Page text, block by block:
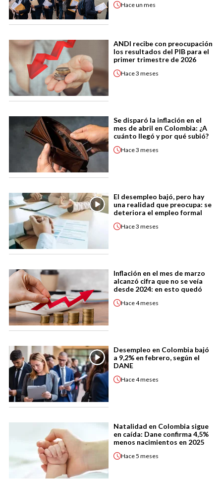
Haceun mes
ANDI recibe con preocupación
los resultados del PIB para el
primer trimestre de 2026
Hace3 meses
Se disparó la inflación en el
mes de abril en Colombia: ¿A
cuánto llegó y por qué subió?
Hace3 meses
El desempleo bajó, pero hay
una realidad que preocupa: se
deteriora el empleo formal
Hace3 meses
Inflación en el mes de marzo
alcanzó cifra que no se veía
desde 2024: en esto quedó
Hace4 meses
Desempleo en Colombia bajó
a 9,2% en febrero, según el
DANE
Hace4 meses
Natalidad en Colombia sigue
en caída: Dane confirma 4,5%
menos nacimientos en 2025
Hace5 meses